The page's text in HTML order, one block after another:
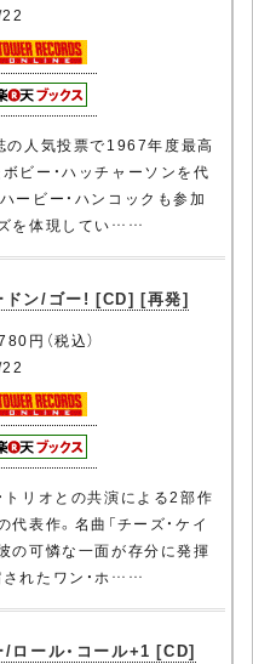
の人気投票で1967年度最高
ビー・ハッチャーソンを代
ービー・ハンコックも参加
ズを体現してい……
ドン/ゴー! [CD] [再発]
円（税込）
トリオとの共演による2部作
代表作。名曲「チーズ・ケイ
の可憐な一面が存分に発揮
れたワン・ホ……
/ロール・コール+1 [CD]